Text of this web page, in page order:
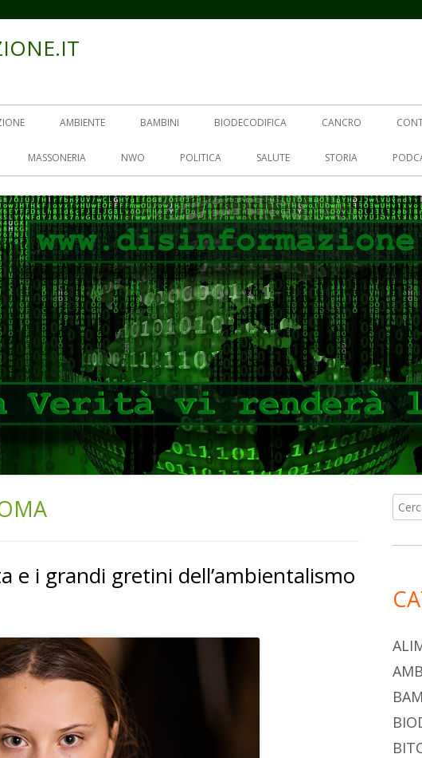
AMBIENTE BAMBINI BIODECODIFICA CANCRO
MASSONERIA NWO POLITICA SALUTE STORIA
e i grandi gretini dell’ambientalismo
per: